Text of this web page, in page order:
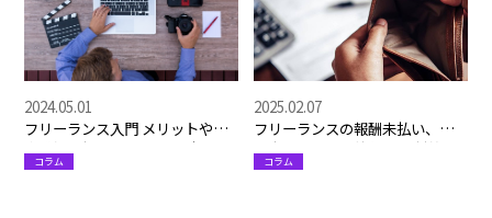
フリーランス入門 メリットや仕
事獲得に役立つマッチングサイ
ト紹介も
2024.05.01
コラム
フリーランスの報酬未払い、泣
き寝入りはもう終わり！ 対策と
予防策を徹底解説
2025.02.07
コラム